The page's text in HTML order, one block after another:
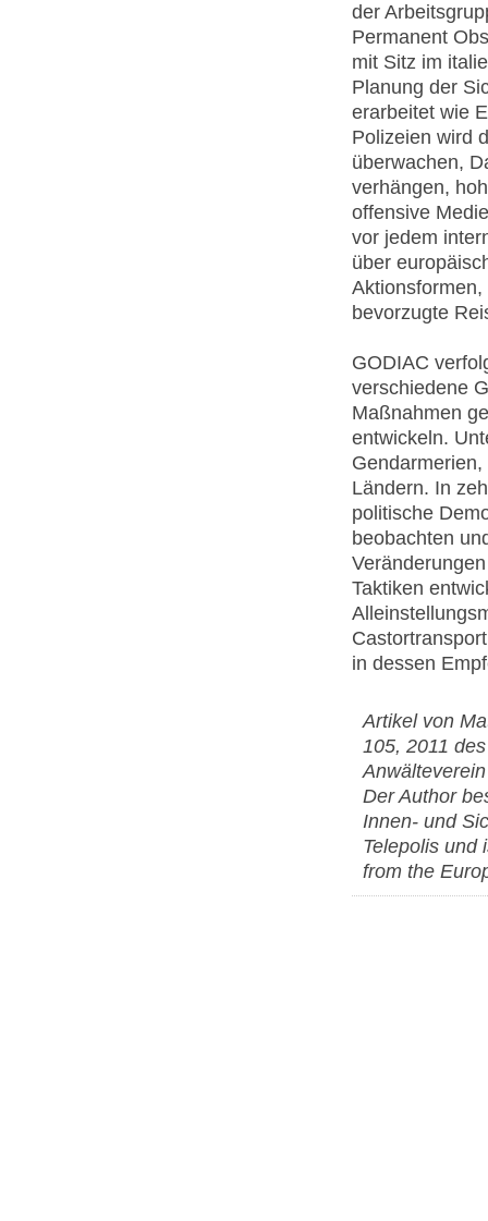
der
Permanent
mit Sitz im
Planung der
erarbeitet wie
Polizeien wird
überwachen,
verhängen,
offensive
vor jedem
über
bevorzugte
GODIAC
verschiedene
Maßnahmen
entwickeln.
Ländern. In
politische
beobachten
Taktiken
in dessen
Artikel von
105, 2011
Der Author
Innen- und
Telepolis und
from the